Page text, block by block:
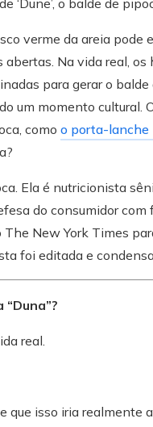
verme da areia
Na vida real,
para gerar o
um momento cultural.
como o porta-lanche
Ela é nutricionista
do consumidor
New York Times
foi editada e
real.
que isso iria